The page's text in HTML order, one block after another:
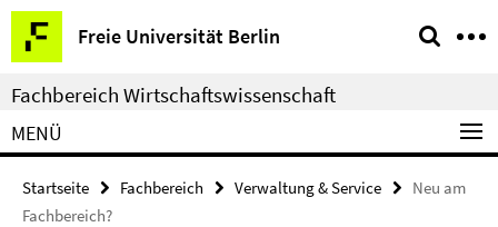
Springe
direkt
zu
Inhalt
Freie Universität Berlin
Service-
Navigation
Fachbereich Wirtschaftswissenschaft
MENÜ
Startseite Fachbereich Verwaltung & Service
Neu am
Fachbereich?